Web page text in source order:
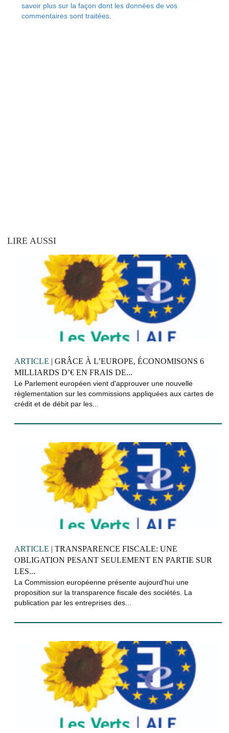
savoir plus sur la façon dont les données de vos
commentaires sont traitées
LIRE AUSSI
ARTICLE | GRÂCE À L’EUROPE, ÉCONOMISONS 6
MILLIARDS D’€ EN FRAIS DE...
Le Parlement européen vient d'approuver une nouvelle
règlementation sur les commissions appliquées aux cartes de
crédit et de débit par les...
ARTICLE | TRANSPARENCE FISCALE: UNE
OBLIGATION PESANT SEULEMENT EN PARTIE SUR
LES...
La Commission européenne présente aujourd'hui une
proposition sur la transparence fiscale des sociétés. La
publication par les entreprises des...